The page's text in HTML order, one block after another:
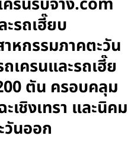
ะรถเฮี๊ยบ
หกรรมภาคตะวัน
เครนและรถเฮี๊ย
ตัน ครอบคลุม
เชิงเทรา และนิคม
วันออก